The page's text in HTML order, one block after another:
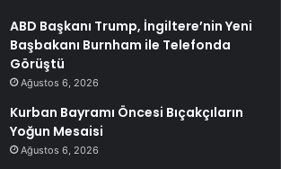
ABD Başkanı Trump, İngiltere’nin Yeni
Başbakanı Burnham ile Telefonda
Görüştü
Ağustos 6, 2026
Kurban Bayramı Öncesi Bıçakçıların
Yoğun Mesaisi
Ağustos 6, 2026